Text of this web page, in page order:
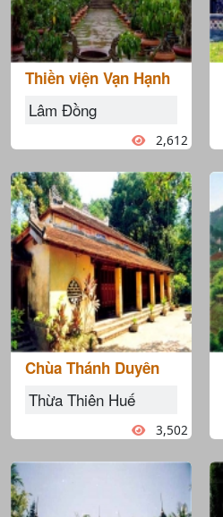
Thiền viện Vạn Hạnh
Lâm Đồng
2,612
Chùa Thánh Duyên
Thừa Thiên Huế
3,502